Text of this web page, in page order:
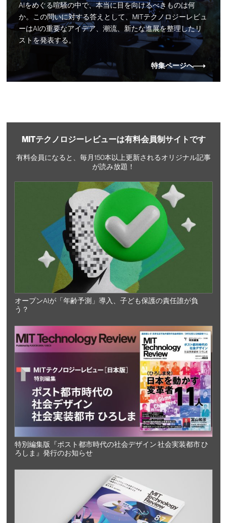
AIをめぐる喧騒の中で、本当に目を向けるべきものは何
か。この問いに対する答えとして、MITテクノロジーレビュ
ーはAIの重要なアイデア、潮流、新たな進展を整理したリ
ストを発表する。
特集ページへ
MITテクノロジーレビューは有料会員制サイトです
有料会員になると、毎月150本以上更新されるオリジナル記事
が読み放題！
オープンAIが「年齢予測」導入、子ども保護の責任誰が負
う？
特別編集版『ポスト都市時代の社会デザイン 社会実装都市 ひ
ろしま』発行のお知らせ